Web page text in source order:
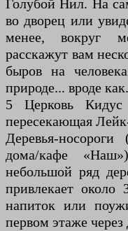
Голубой Нил. На
во дворец или
менее, вокруг
расскажут вам
быров на
природе... вроде как.
5 Церковь Кидус
пересекающая
Деревья-
дома/кафе
небольшой ряд
привлекает около
напиток или
первом этаже